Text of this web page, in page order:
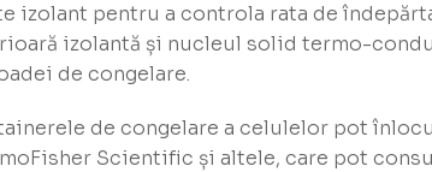
izolant pentru a controla rata de
izolantă și nucleul solid termo-
de congelare.
de congelare a celulelor pot
Scientific și altele, care pot